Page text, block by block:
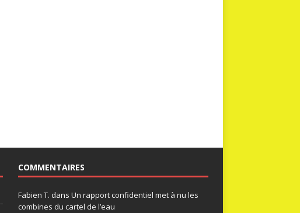
COMMENTAIRES
Fabien T. dans Un rapport confidentiel met à nu les
combines du cartel de l’eau